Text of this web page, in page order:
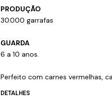
PRODUÇÃO
30.000 garrafas
GUARDA
6 a 10 anos.
Perfeito com carnes vermelhas,
DETALHES